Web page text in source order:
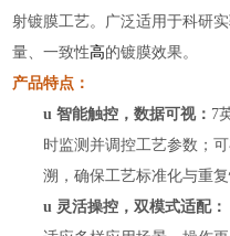
射镀膜工艺。广泛适用于科研
量、一致性高的镀膜效果。
产品特点：
u智能触控，数据可视： 7
时监测并调控工艺参数；
溯，确保工艺标准化与重复
u 灵活操控，双模式适配：